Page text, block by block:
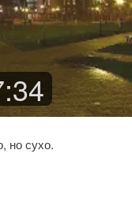
:34
но сухо.